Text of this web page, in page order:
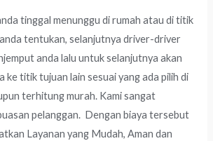
tinggal menunggu di rumah atau di titik
tentukan, selanjutnya driver-driver
anda lalu untuk selanjutnya akan
ke titik tujuan lain sesuai yang ada pilih di
terhitung murah. Kami sangat
pelanggan. Dengan biaya tersebut
Layanan yang Mudah, Aman dan